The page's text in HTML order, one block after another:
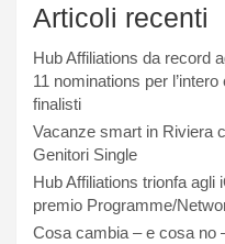
Articoli recenti
Hub Affiliations da record
11 nominations per
finalisti
Vacanze smart in Riviera
Genitori Single
Hub Affiliations trionfa agli
premio Programme/
Cosa cambia – e cosa no